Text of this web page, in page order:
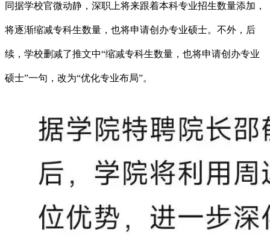
同据学校官微动静，深职上将来跟着本科专业招生数量添加，
将逐渐缩减专科生数量，也将申请创办专业硕士。不外，后
续，学校删减了推文中“缩减专科生数量，也将申请创办专业
硕士”一句，改为“优化专业布局”。